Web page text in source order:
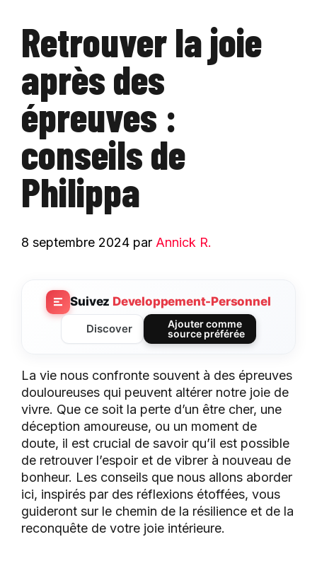
Retrouver la joie
après des
épreuves :
conseils de
Philippa
8 septembre 2024 par Annick R.
Suivez Developpement-Personnel
Discover
Ajouter comme
source préférée
La vie nous confronte souvent à des épreuves
douloureuses qui peuvent altérer notre joie de
vivre. Que ce soit la perte d’un être cher, une
déception amoureuse, ou un moment de
doute, il est crucial de savoir qu’il est possible
de retrouver l’espoir et de vibrer à nouveau de
bonheur. Les conseils que nous allons aborder
ici, inspirés par des réflexions étoffées, vous
guideront sur le chemin de la résilience et de la
reconquête de votre joie intérieure.